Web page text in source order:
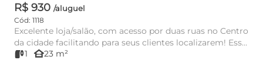
R$ 930 /aluguel
Cód: 1118
Excelente loja/salão, com acesso por duas ruas no Centro
da cidade facilitando para seus clientes localizarem! Essa
loj...1 other_houses23 m²